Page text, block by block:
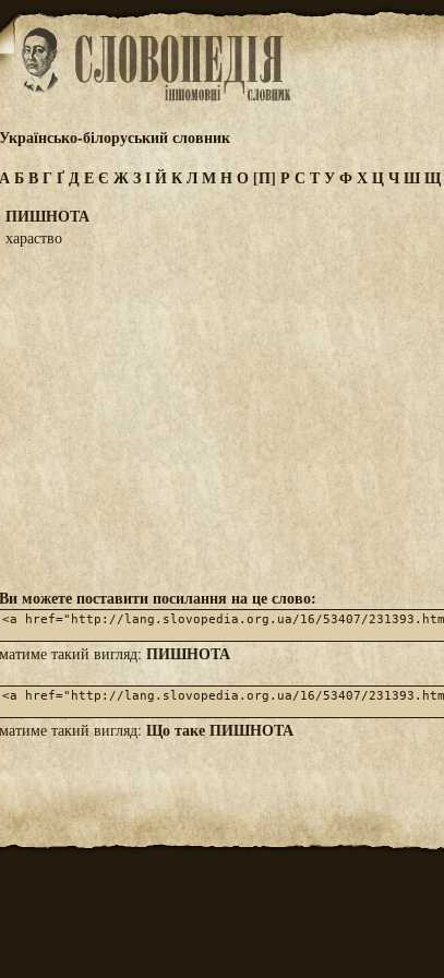
Українсько-білоруський словник
АБВГҐДЕЄ ЖЗІЙКЛМНО[П] РС ТУФХЦЧШЩ
ПИШНОТА
хараство
Ви можете поставити посилання на це слово:
матиме такий вигляд: ПИШНОТА
матиме такий вигляд:Що таке ПИШНОТА